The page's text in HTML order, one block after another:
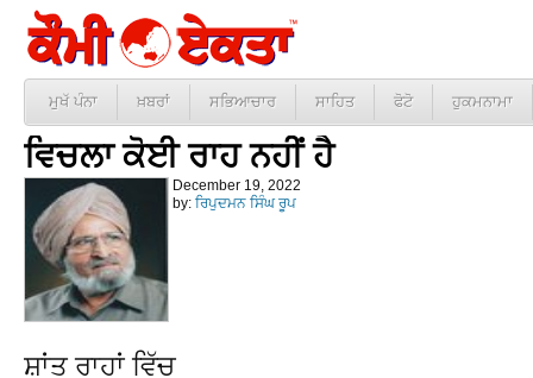
ਮੁਖੱ ਪੰਨਾ ਖ਼ਬਰਾਂ ਸਭਿਆਚਾਰ ਸਾਹਿਤ ਫੋਟੋ ਹੁਕਮਨਾਮਾ
ਵਿਚਲਾ ਕੋਈ ਰਾਹ ਨਹੀਂ ਹੈ
December 19, 2022
by: ਰਿਪੁਦਮਨ ਸਿੰਘ ਰੂਪ
ਸ਼ਾਂਤ ਰਾਹਾਂ ਵਿੱਚ